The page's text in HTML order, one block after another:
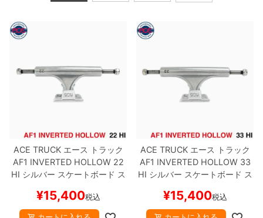
ACE TRUCKエース トラック
AF1 INVERTED HOLLOW22
HI シルバー スケートボード ス
¥15,400税込
ACE TRUCKエース トラック
AF1 INVERTED HOLLOW33
HI シルバー スケートボード ス
¥15,400税込
8.2inch
8.6inch
8.7inch
8.8inch
8.3inch
8.7inch
8.8inch
8.9inch
62mm
70mm
72mm
75mm
スケートケース・バッグ
26.5cm
28.5cm
29cm
29.5cm
ソックス
サイズの測り方